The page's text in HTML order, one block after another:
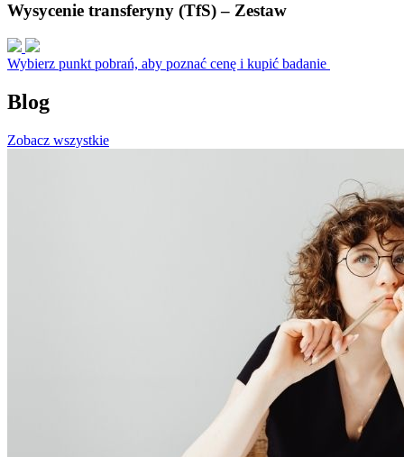
Wysycenie transferyny (TfS) – Zestaw
Wybierz punkt pobrań, aby poznać cenę i kupić badanie
Blog
Zobacz wszystkie